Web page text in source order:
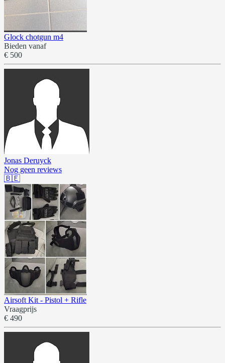
Glock chotgun m4
Bieden vanaf
€ 500
Jonas Deruyck
Nog geen reviews
🇧🇪
Airsoft Kit - Pistol + Rifle
Vraagprijs
€ 490